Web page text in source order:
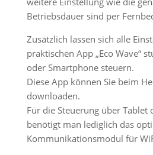
Betriebsdauer sind per
Zusätzlich lassen sich alle
praktischen App „Eco Wave“
oder Smartphone steuern.
Diese App können Sie beim
downloaden.
Für die Steuerung über Tablet
benötigt man lediglich das
Kommunikationsmodul für